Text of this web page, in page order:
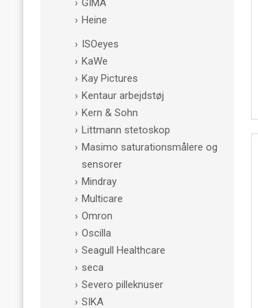
Heine
ISOeyes
KaWe
Kay Pictures
Kentaur arbejdstøj
Kern & Sohn
Littmann stetoskop
Masimo saturationsmålere og
sensorer
Mindray
Multicare
Omron
Oscilla
Seagull Healthcare
seca
Severo pilleknuser
SIKA